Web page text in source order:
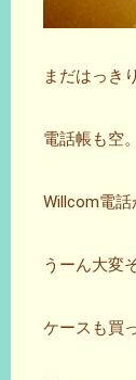
まだはっき
電話帳も空。
Willcom電
うーん大変
ケースも買